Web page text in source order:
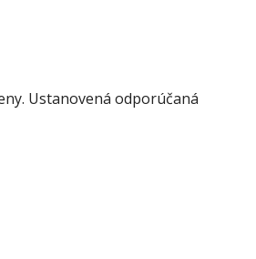
Ustanovená odporúčaná